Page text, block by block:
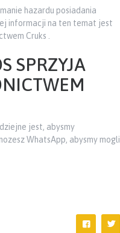
hazardu posiadania
informacji na ten temat jest
Cruks .
SPRZYJA
jest, abysmy
WhatsApp, abysmy mogli